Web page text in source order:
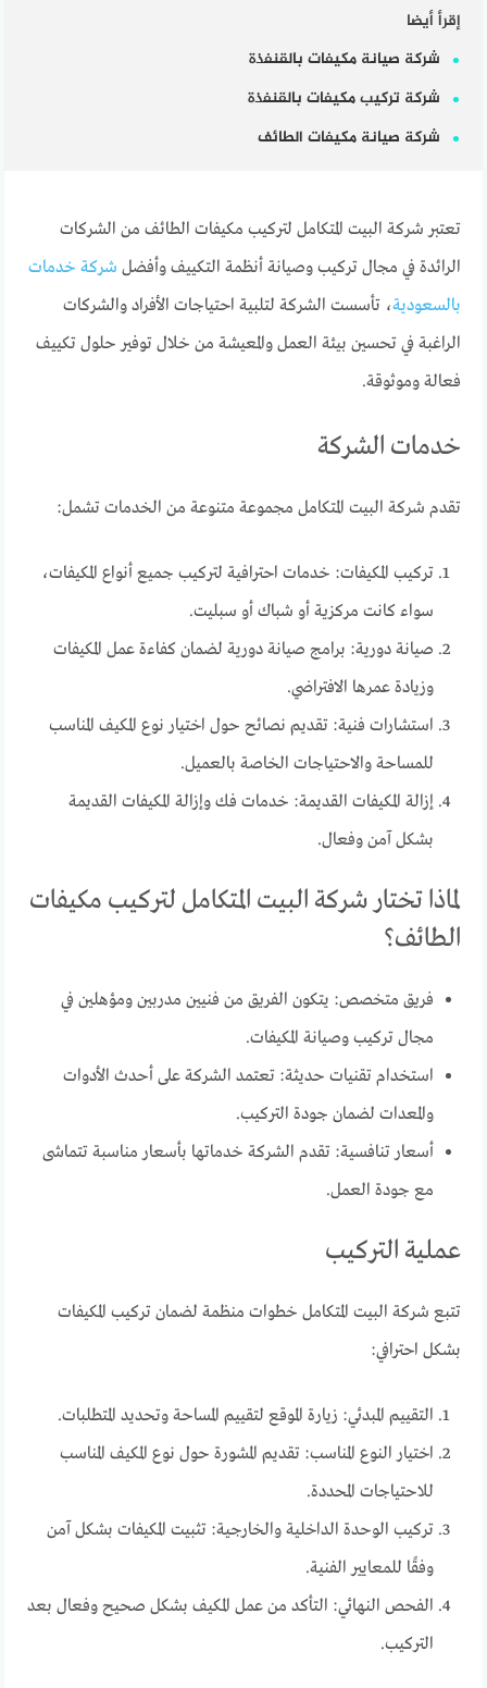
إقرأ أيضا
شركة صيانة مكيفات بالقنفذة
شركة تركيب مكيفات بالقنفذة
شركة صيانة مكيفات الطائف
تعتبر شركة البيت المتكامل لتركيب مكيفات الطائف من الشركات
الرائدة في مجال تركيب وصيانة أنظمة التكييف وأفضل شركة خدمات
بالسعودية، تأسست الشركة لتلبية احتياجات الأفراد والشركات
الراغبة في تحسين بيئة العمل والمعيشة من خلال توفير حلول تكييف
فعالة وموثوقة.
خدمات الشركة
تقدم شركة البيت المتكامل مجموعة متنوعة من الخدمات تشمل:
تركيب المكيفات: خدمات احترافية لتركيب جميع أنواع المكيفات،
سواء كانت مركزية أو شباك أو سبليت.
صيانة دورية: برامج صيانة دورية لضمان كفاءة عمل المكيفات
وزيادة عمرها الافتراضي.
استشارات فنية: تقديم نصائح حول اختيار نوع المكيف المناسب
للمساحة والاحتياجات الخاصة بالعميل.
إزالة المكيفات القديمة: خدمات فك وإزالة المكيفات القديمة
بشكل آمن وفعال.
لماذا تختار شركة البيت المتكامل لتركيب مكيفات
الطائف؟
فريق متخصص: يتكون الفريق من فنيين مدربين ومؤهلين في
مجال تركيب وصيانة المكيفات.
استخدام تقنيات حديثة: تعتمد الشركة على أحدث الأدوات
والمعدات لضمان جودة التركيب.
أسعار تنافسية: تقدم الشركة خدماتها بأسعار مناسبة تتماشى
مع جودة العمل.
عملية التركيب
تتبع شركة البيت المتكامل خطوات منظمة لضمان تركيب المكيفات
بشكل احترافي:
التقييم المبدئي: زيارة الموقع لتقييم المساحة وتحديد المتطلبات.
اختيار النوع المناسب: تقديم المشورة حول نوع المكيف المناسب
للاحتياجات المحددة.
تركيب الوحدة الداخلية والخارجية: تثبيت المكيفات بشكل آمن
وفقًا للمعايير الفنية.
الفحص النهائي: التأكد من عمل المكيف بشكل صحيح وفعال بعد
التركيب.